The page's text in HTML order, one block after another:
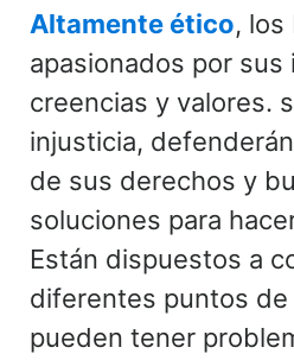
Altamente ético, los
apasionados por sus
creencias y valores.
injusticia,
de sus derechos y
soluciones para
Están dispuestos a
diferentes puntos de
pueden tener